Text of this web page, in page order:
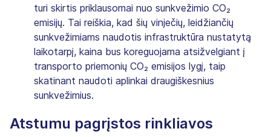
turi skirtis priklausomai nuo sunkvežimio CO₂
emisijų. Tai reiškia, kad šių vinječių, leidžiančių
sunkvežimiams naudotis infrastruktūra nustatytą
laikotarpį, kaina bus koreguojama atsižvelgiant į
transporto priemonių CO₂ emisijos lygį, taip
skatinant naudoti aplinkai draugiškesnius
sunkvežimius.
Atstumu pagrįstos rinkliavos